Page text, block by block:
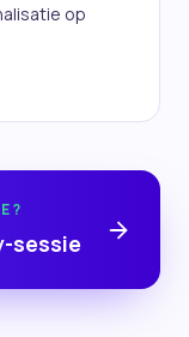
op
sessie